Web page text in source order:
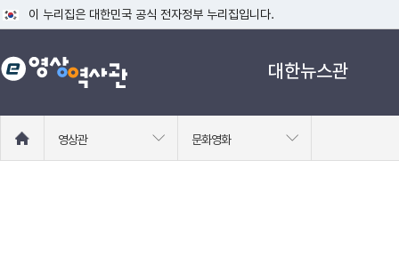
이 누리집은 대한민국 공식 전자정부 누리집입니다.
공식 누리집 주소 확인하기
go.kr 주소를 사용하는 누리집은 대한민국 정부기관이 관리하는 누리집입니
대한뉴스관
로
영상관 문화영화